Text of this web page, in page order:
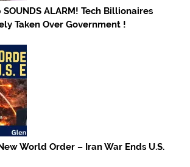
ALARM! Tech Billionaires
Taken Over Government !
World Order – Iran War Ends U.S.